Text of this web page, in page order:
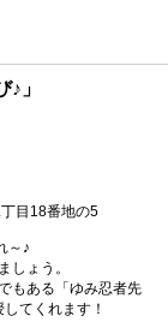
」
目18番地の5
～♪
しょう。
もある「ゆみ忍者先
てくれます！